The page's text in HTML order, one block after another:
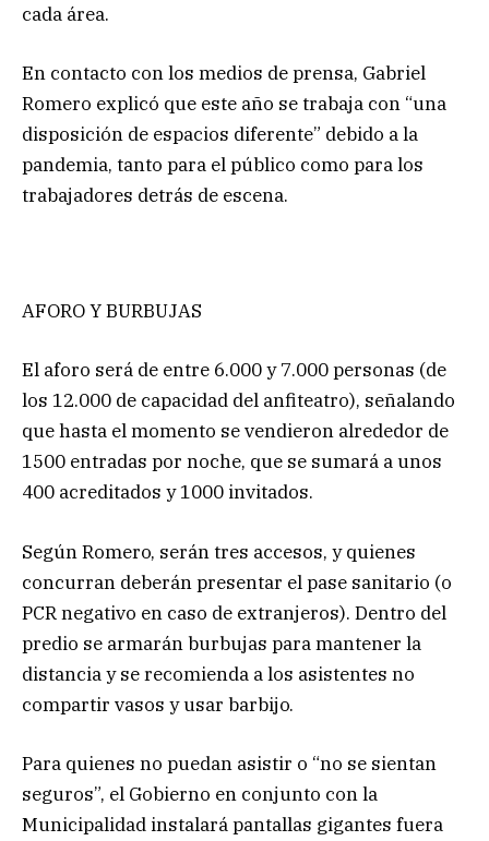
cada área.
En contacto con los medios de prensa, Gabriel
Romero explicó que este año se trabaja con “una
disposición de espacios diferente” debido a la
pandemia, tanto para el público como para los
trabajadores detrás de escena.
AFORO Y BURBUJAS
El aforo será de entre 6.000 y 7.000 personas (de
los 12.000 de capacidad del anfiteatro), señalando
que hasta el momento se vendieron alrededor de
1500 entradas por noche, que se sumará a unos
400 acreditados y 1000 invitados.
Según Romero, serán tres accesos, y quienes
concurran deberán presentar el pase sanitario (o
PCR negativo en caso de extranjeros). Dentro del
predio se armarán burbujas para mantener la
distancia y se recomienda a los asistentes no
compartir vasos y usar barbijo.
Para quienes no puedan asistir o “no se sientan
seguros”, el Gobierno en conjunto con la
Municipalidad instalará pantallas gigantes fuera